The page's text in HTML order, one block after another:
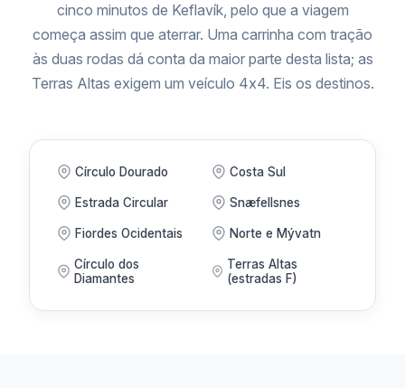
cinco minutos de Keflavík, pelo que a viagem
começa assim que aterrar. Uma carrinha com tração
às duas rodas dá conta da maior parte desta lista; as
Terras Altas exigem um veículo 4x4. Eis os destinos.
Círculo Dourado Costa Sul
Estrada Circular Snæfellsnes
Fiordes Ocidentais Norte e Mývatn
Círculo dos
Diamantes
Terras Altas
(estradas F)